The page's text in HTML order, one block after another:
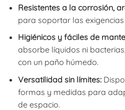
Resistentes a la corrosión,
para soportar las
Higiénicos y fáciles de
absorbe líquidos ni
con un paño húmedo.
Versatilidad sin límites:
formas y medidas para
de espacio.